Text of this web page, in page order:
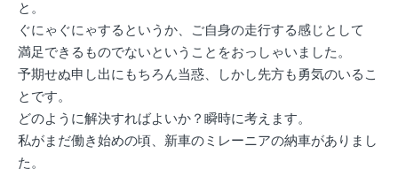
と。
ぐにゃぐにゃするというか、ご自身の走行する感じとして
満足できるものでないということをおっしゃいました。
予期せぬ申し出にもちろん当惑、しかし先方も勇気のいるこ
とです。
どのように解決すればよいか？瞬時に考えます。
私がまだ働き始めの頃、新車のミレーニアの納車がありまし
た。